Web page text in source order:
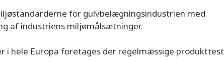
for gulvbelægningsindustrien med
af industriens miljømålsætninger.
hele Europa foretages der regelmæssige produkttest